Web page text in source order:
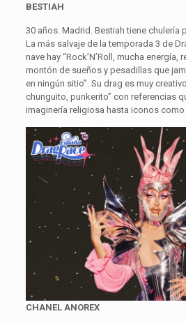
BESTIAH
30 años. Madrid. Bestiah tiene chulería
La más salvaje de la temporada 3 de
nave hay “Rock’N’Roll, mucha energía,
montón de sueños y pesadillas que
en ningún sitio”. Su drag es muy
chunguito, punkerito” con referencias
imaginería religiosa hasta iconos como
CHANEL ANOREX